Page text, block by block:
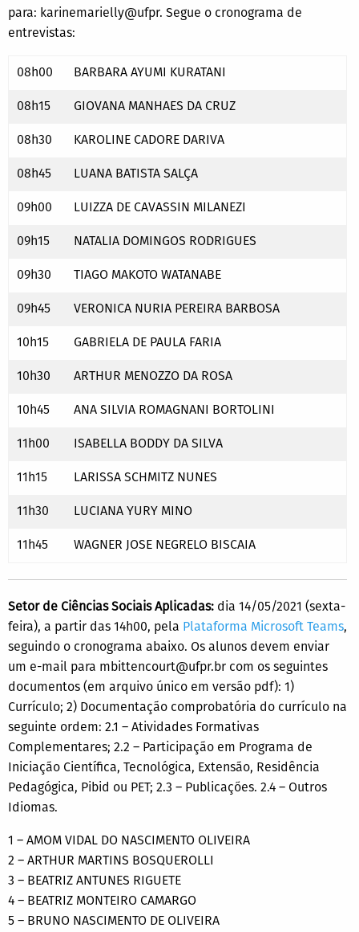
para: karinemarielly@ufpr. Segue o cronograma de
entrevistas:
08h00 BARBARA AYUMI KURATANI
08h15 GIOVANA MANHAES DA CRUZ
08h30 KAROLINE CADORE DARIVA
08h45 LUANA BATISTA SALÇA
09h00 LUIZZA DE CAVASSIN MILANEZI
09h15 NATALIA DOMINGOS RODRIGUES
09h30 TIAGO MAKOTO WATANABE
09h45 VERONICA NURIA PEREIRA BARBOSA
10h15 GABRIELA DE PAULA FARIA
10h30 ARTHUR MENOZZO DA ROSA
10h45 ANA SILVIA ROMAGNANI BORTOLINI
11h00 ISABELLA BODDY DA SILVA
11h15 LARISSA SCHMITZ NUNES
11h30 LUCIANA YURY MINO
11h45 WAGNER JOSE NEGRELO BISCAIA
Setor de Ciências Sociais Aplicadas: dia 14/05/2021 (sexta-
feira), a partir das 14h00, pela Plataforma Microsoft Teams,
seguindo o cronograma abaixo. Os alunos devem enviar
um e-mail para mbittencourt@ufpr.br com os seguintes
documentos (em arquivo único em versão pdf): 1)
Currículo; 2) Documentação comprobatória do currículo na
seguinte ordem: 2.1 – Atividades Formativas
Complementares; 2.2 – Participação em Programa de
Iniciação Científica, Tecnológica, Extensão, Residência
Pedagógica, Pibid ou PET; 2.3 – Publicações. 2.4 – Outros
Idiomas.
1 – AMOM VIDAL DO NASCIMENTO OLIVEIRA
2 – ARTHUR MARTINS BOSQUEROLLI
3 – BEATRIZ ANTUNES RIGUETE
4 – BEATRIZ MONTEIRO CAMARGO
5 – BRUNO NASCIMENTO DE OLIVEIRA